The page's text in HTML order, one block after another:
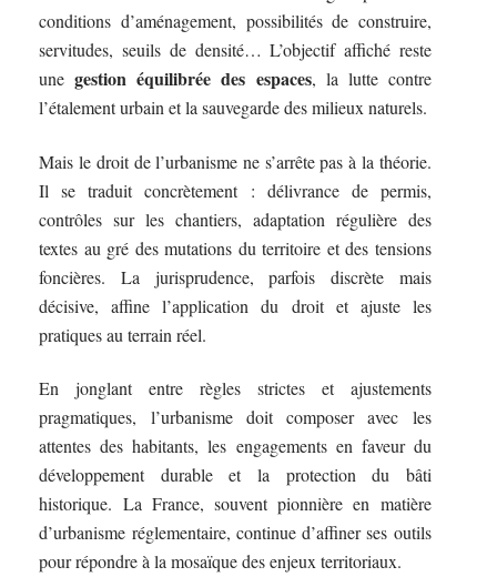
conditions d’aménagement, possibilités de construire,
servitudes, seuils de densité… L’objectif affiché reste
unegestion équilibrée des espaces, la lutte contre
l’étalement urbain et la sauvegarde des milieux naturels.
Mais le droit de l’urbanisme ne s’arrête pas à la théorie.
Il se traduit concrètement : délivrance de permis,
contrôles sur les chantiers, adaptation régulière des
textes au gré des mutations du territoire et des tensions
foncières. La jurisprudence, parfois discrète mais
décisive, affine l’application du droit et ajuste les
pratiques au terrain réel.
En jonglant entre règles strictes et ajustements
pragmatiques, l’urbanisme doit composer avec les
attentes des habitants, les engagements en faveur du
développement durable et la protection du bâti
historique. La France, souvent pionnière en matière
d’urbanisme réglementaire, continue d’affiner ses outils
pour répondre à la mosaïque des enjeux territoriaux.